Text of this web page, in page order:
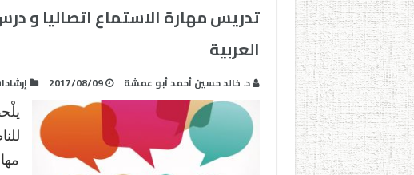
تدريس مهارة الاستماع اتصاليا و
العربية
د. خالد حسين أحمد أبو عمشة 2017/08/09